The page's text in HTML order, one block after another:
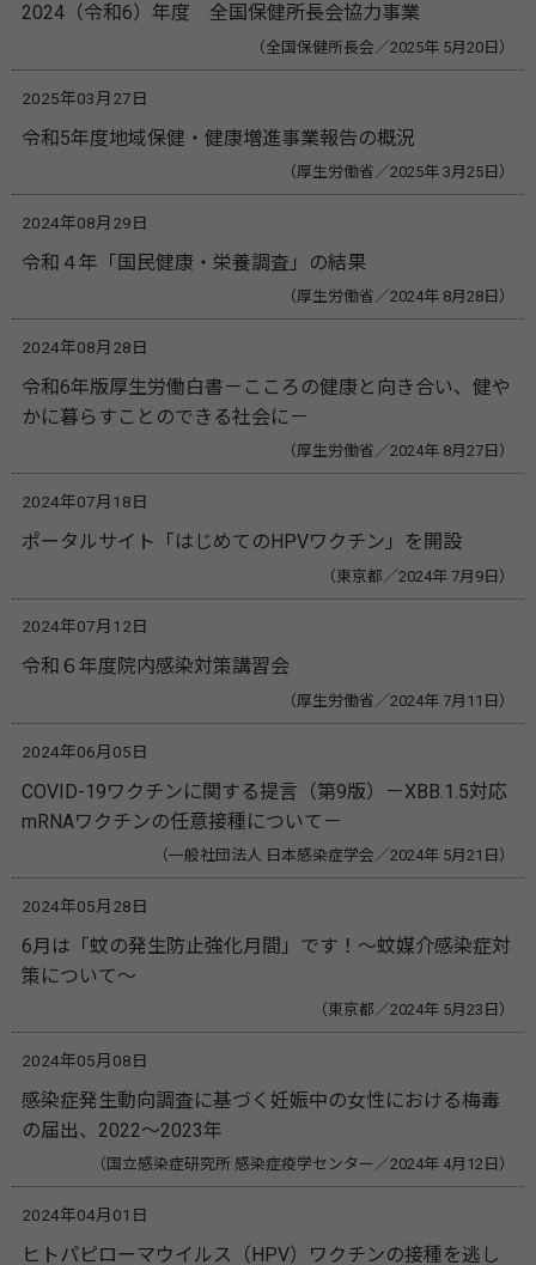
2024（令和6）年度 全国保健所長会協力事業
（全国保健所長会／2025年 5月20日）
2025年03月27日
令和5年度地域保健・健康増進事業報告の概況
（厚生労働省／2025年 3月25日）
2024年08月29日
令和４年「国民健康・栄養調査」の結果
（厚生労働省／2024年 8月28日）
2024年08月28日
令和6年版厚生労働白書－こころの健康と向き合い、健や
かに暮らすことのできる社会に－
（厚生労働省／2024年 8月27日）
2024年07月18日
ポータルサイト「はじめてのHPVワクチン」を開設
（東京都／2024年 7月9日）
2024年07月12日
令和６年度院内感染対策講習会
（厚生労働省／2024年 7月11日）
2024年06月05日
COVID-19ワクチンに関する提言（第9版）－XBB.1.5対応
mRNAワクチンの任意接種について－
（一般社団法人 日本感染症学会／2024年 5月21日）
2024年05月28日
6月は「蚊の発生防止強化月間」です！～蚊媒介感染症対
策について～
（東京都／2024年 5月23日）
2024年05月08日
感染症発生動向調査に基づく妊娠中の女性における梅毒
の届出、2022～2023年
（国立感染症研究所 感染症疫学センター／2024年 4月12日）
2024年04月01日
ヒトパピローマウイルス（HPV）ワクチンの接種を逃し